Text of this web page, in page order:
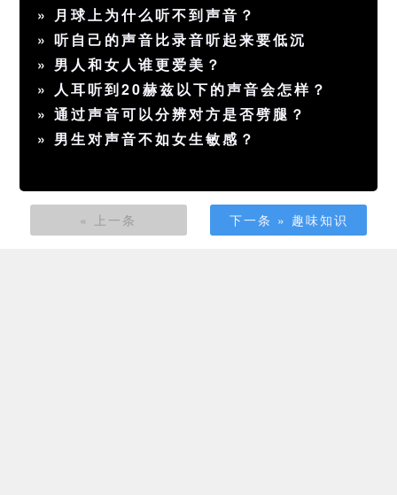
» 月球上为什么听不到声音？
»听自己的声音比录音听起来要低沉
» 男人和女人谁更爱美？
» 人耳听到20赫兹以下的声音会怎样？
»通过声音可以分辨对方是否劈腿？
» 男生对声音不如女生敏感？
« 上一条 下一条 » 趣味知识